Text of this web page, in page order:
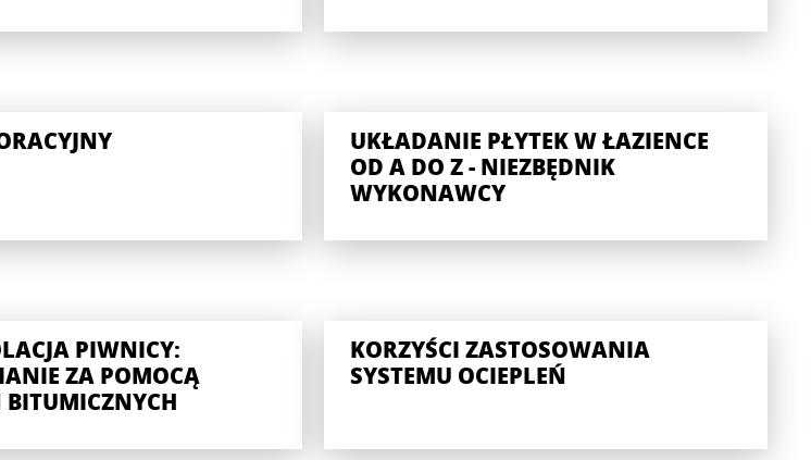
UKŁADANIE PŁYTEK W ŁAZIENCE
OD A DO Z - NIEZBĘDNIK
WYKONAWCY
PIWNICY:
ZA POMOCĄ
KORZYŚCI ZASTOSOWANIA
SYSTEMU OCIEPLEŃ